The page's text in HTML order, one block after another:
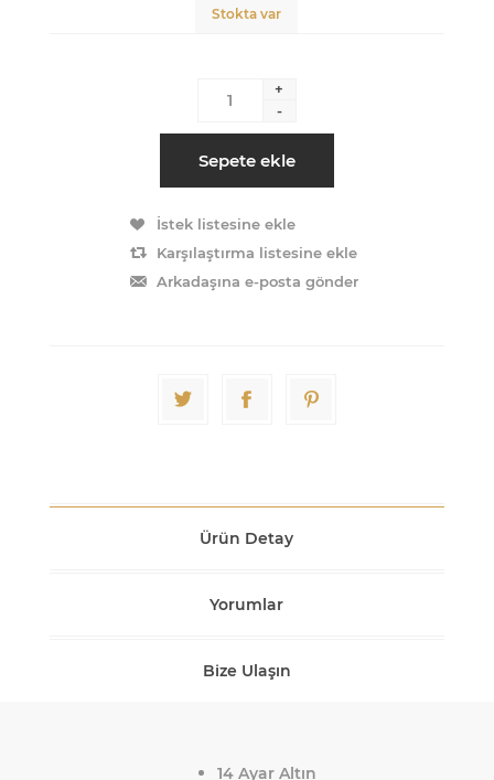
Stokta var
+
-
Sepete ekle
İstek listesine ekle
Karşılaştırma listesine ekle
Arkadaşına e-posta gönder
Ürün Detay
Yorumlar
Bize Ulaşın
14 Ayar Altın